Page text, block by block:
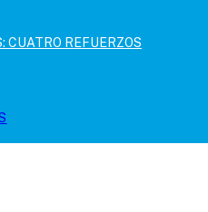
CUATRO REFUERZOS